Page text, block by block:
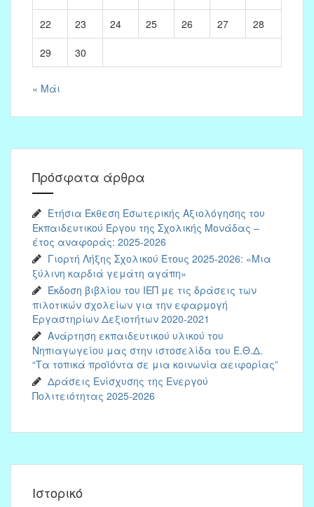
22 23 24 25 26 27 28
29 30
« Μάι
Πρόσφατα άρθρα
Ετήσια Έκθεση Εσωτερικής Αξιολόγησης του
Εκπαιδευτικού Έργου της Σχολικής Μονάδας –
έτος αναφοράς: 2025-2026
Γιορτή Λήξης Σχολικού Έτους 2025-2026: «Μια
ξύλινη καρδιά γεμάτη αγάπη»
Έκδοση βιβλίου του ΙΕΠ με τις δράσεις των
πιλοτικών σχολείων για την εφαρμογή
Εργαστηρίων Δεξιοτήτων 2020-2021
Ανάρτηση εκπαιδευτικού υλικού του
Νηπιαγωγείου μας στην ιστοσελίδα του Ε.Θ.Δ.
“Τα τοπικά προϊόντα σε μια κοινωνία αειφορίας”
Δράσεις Ενίσχυσης της Ενεργού
Πολιτειότητας 2025-2026
Ιστορικό